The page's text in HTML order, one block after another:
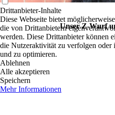
Unser Z-Wurf
Drittanbieter-Inhalte
Diese Webseite bietet
die von Drittanbietern
werden. Diese Drittanbieter können
die Nutzeraktivität zu verfolgen oder
und zu optimieren.
Ablehnen
Alle akzeptieren
Speichern
Mehr Informationen